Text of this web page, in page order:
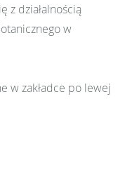
z działalnością
w
w zakładce po lewej